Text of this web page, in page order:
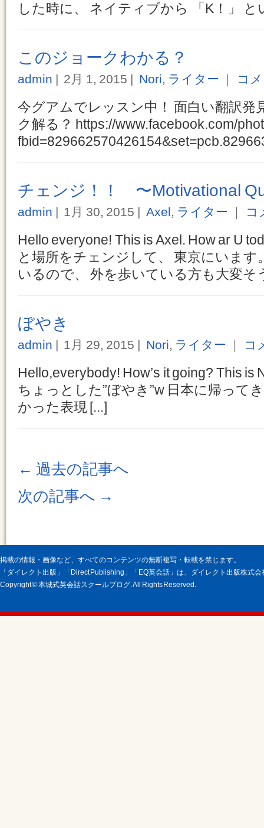
した時に、 ネイティブから 「K！」 と
このジョークわかる？
admin 2月 1, 2015 Nori, ライター ｜ コ
今グアムでレッスン中！ 面白い翻訳発
ク解る？ https://www.facebook.com/
チェンジ！！ 〜Motivational
admin 1月 30, 2015 Axel, ライター ｜ コ
Hello everyone! This is Axel. How ar U
と場所をチェンジして、 東京にいま
いるので、 外を歩いている方も大変そ
ぼやき
admin 1月 29, 2015 Nori, ライター ｜ コ
Hello,everybody! How’s it going? This is
ちょっとした”ぼやき”w 日本に帰って
かった表現 [...]
← 過去の記事へ
次の記事へ →
掲載の情報・画像など、すべてのコンテンツの無断複写・転載を禁じます。
「ダイレクト出版」「Direct Publishing」「EQ英会話」は、ダイレクト出版株式
Copyright © 本城式英会話スクールブログ. All Rights Reserved.